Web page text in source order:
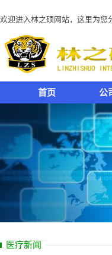
欢迎进入林之硕网站，这里为您
首页 公
医疗新闻